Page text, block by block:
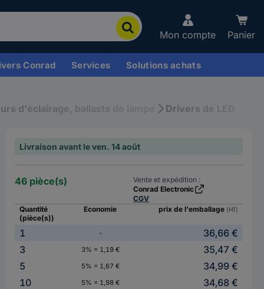
Mon compte Panier
Conrad Services Solutions achats
d'éclairage, ballasts de lampe Drivers de LED
Livraison avant le ven. 14 août
46 pièce(s)
Vente et expédition :
Conrad Electronic
CGV
Quantité
(pièce(s))
Economie prix de l'emballage (HT)
1 -
36,66 €
3
3% = 1,19 €
35,47 €
5
5% = 1,67 €
34,99 €
10
5% = 1,98 €
34,68 €